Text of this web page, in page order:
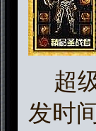
超
发时